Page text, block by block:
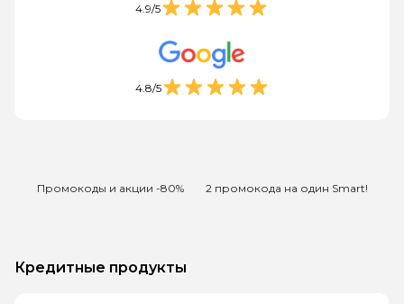
4.9/5
4.8/5
Промокоды и акции -80% 2 промокода на один Smart!
Кредитные продукты